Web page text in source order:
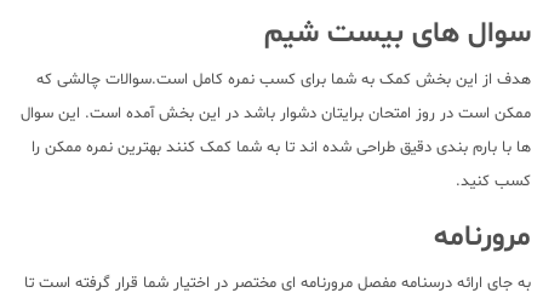
سوال های بیست شیم
هدف از این بخش کمک به شما برای کسب نمره کامل است.سوالات چالشی که
ممکن است در روز امتحان برایتان دشوار باشد در این بخش آمده است. این سوال
ها با بارم بندی دقیق طراحی شده اند تا به شما کمک کنند بهترین نمره ممکن را
کسب کنید.
مرورنامه
به جای ارائه درسنامه مفصل مرورنامه ای مختصر در اختیار شما قرار گرفته است تا